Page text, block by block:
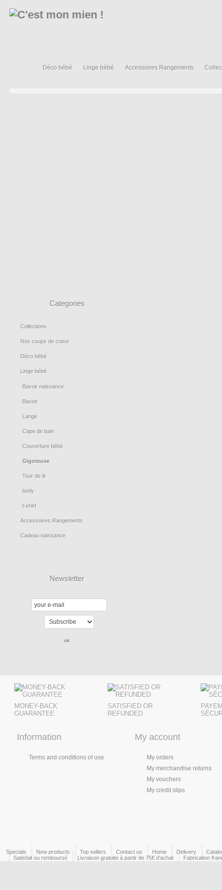
Déco bébé Linge bébé Accessoires Rangements
Categories
Collections
Nos coups de coeur
Déco bébé
Linge bébé
Bavoir naissance
Bavoir
Lange
Cape de bain
Couverture bébé
Gigoteuse
Tour de lit
body
t-shirt
Accessoires Rangements
Cadeau naissance
Newsletter
MONEY-BACK
GUARANTEE
SATISFIED OR
REFUNDED
Information
Terms and conditions of use
My account
My orders
My merchandise returns
My vouchers
My credit slips
Specials New products Top sellers Contact us Home Delivery
Satisfait ou remboursé
Livraison gratuite à partir de 75€ d'achat Fabrication